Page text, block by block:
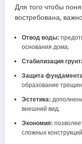
Для того чтобы
востребована,
Отвод воды:
основания дома;
Стабилизация
Защита
образование
Эстетика:
внешний вид;
Экономия:
сложных